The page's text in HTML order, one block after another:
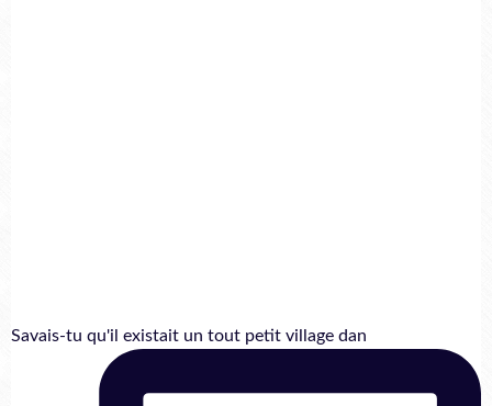
Savais-tu qu'il existait un tout petit village dan